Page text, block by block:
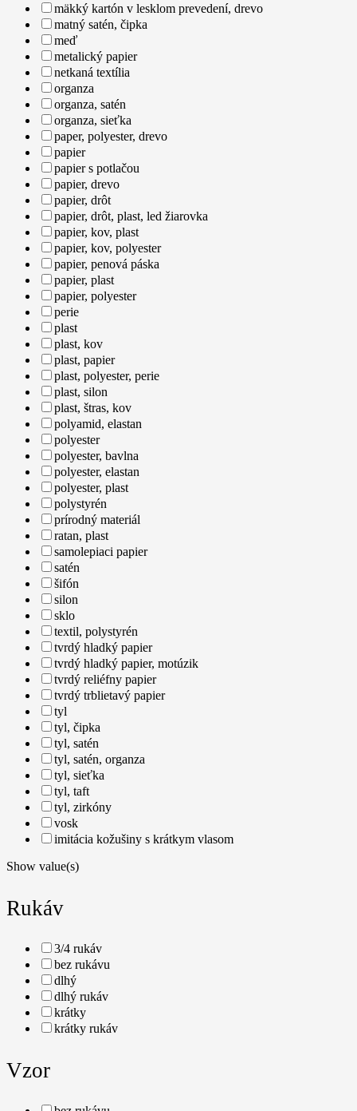
mäkký kartón v lesklom prevedení, drevo
matný satén, čipka
meď
metalický papier
netkaná textília
organza
organza, satén
organza, sieťka
paper, polyester, drevo
papier
papier s potlačou
papier, drevo
papier, drôt
papier, drôt, plast, led žiarovka
papier, kov, plast
papier, kov, polyester
papier, penová páska
papier, plast
papier, polyester
perie
plast
plast, kov
plast, papier
plast, polyester, perie
plast, silon
plast, štras, kov
polyamid, elastan
polyester
polyester, bavlna
polyester, elastan
polyester, plast
polystyrén
prírodný materiál
ratan, plast
samolepiaci papier
satén
šifón
silon
sklo
textil, polystyrén
tvrdý hladký papier
tvrdý hladký papier, motúzik
tvrdý reliéfny papier
tvrdý trblietavý papier
tyl
tyl, čipka
tyl, satén
tyl, satén, organza
tyl, sieťka
tyl, taft
tyl, zirkóny
vosk
imitácia kožušiny s krátkym vlasom
Show value(s)
Rukáv
3/4 rukáv
bez rukávu
dlhý
dlhý rukáv
krátky
krátky rukáv
Vzor